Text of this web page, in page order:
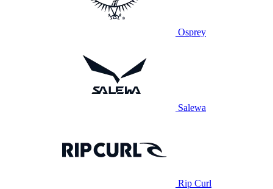
Osprey
Salewa
Rip Curl